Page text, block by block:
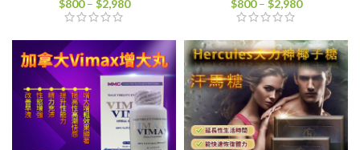
$800 – $2,980
圍：
$800
到
$2,980
$800 – $2,980
圍：
$800
到
$2,980